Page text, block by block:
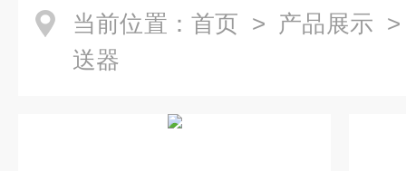
当前位置： 首页 > 产品展示
送器